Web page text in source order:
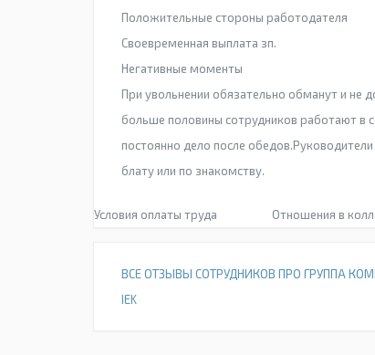
Положительные стороны работодателя
Своевременная выплата зп.
Негативные моменты
При увольнении обязательно обманут и
больше половины сотрудников работают в
постоянно дело после
блату или по знакомству.
Условия оплаты труда Отношения в
ВСЕ ОТЗЫВЫ СОТРУДНИКОВ ПРО ГРУППА
IEK